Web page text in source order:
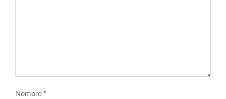
Nombre*